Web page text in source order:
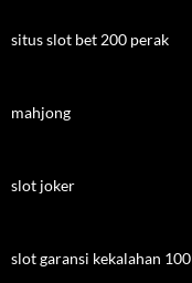
situs slot bet 200 perak
mahjong
slot joker
slot garansi kekalahan 100